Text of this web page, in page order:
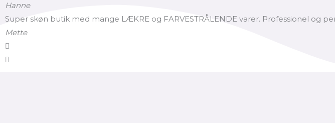
Hanne
Super skøn butik med mange LÆKRE og FARVESTRÅLENDE varer. Professionel og
Mette